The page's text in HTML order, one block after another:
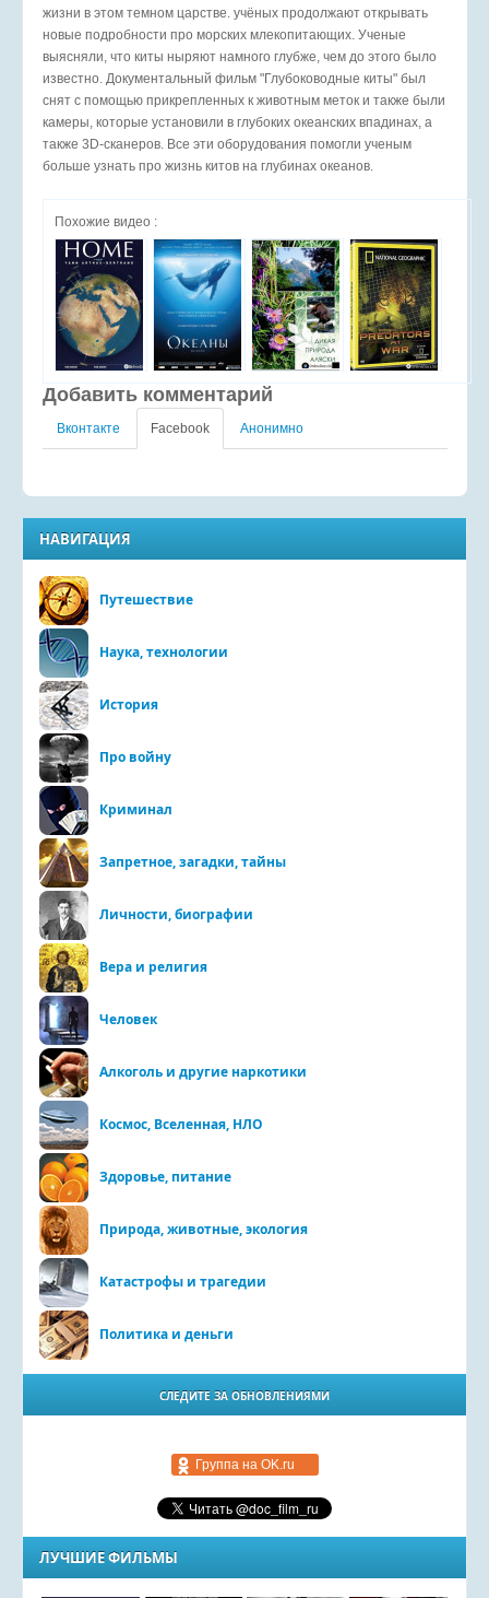
жизни в этом темном царстве. учёных продолжают открывать
новые подробности про морских млекопитающих. Ученые
выясняли, что киты ныряют намного глубже, чем до этого было
известно. Документальный фильм "Глубоководные киты" был
снят с помощью прикрепленных к животным меток и также были
камеры, которые установили в глубоких океанских впадинах, а
также 3D-сканеров. Все эти оборудования помогли ученым
больше узнать про жизнь китов на глубинах океанов.
Похожие видео :
Добавить комментарий
Вконтакте Facebook Анонимно
НАВИГАЦИЯ
Путешествие
Наука, технологии
История
Про войну
Криминал
Запретное, загадки, тайны
Личности, биографии
Вера и религия
Человек
Алкоголь и другие наркотики
Космос, Вселенная, НЛО
Здоровье, питание
Природа, животные, экология
Катастрофы и трагедии
Политика и деньги
СЛЕДИТЕ ЗА ОБНОВЛЕНИЯМИ
Группа на OK.ru
ЛУЧШИЕ ФИЛЬМЫ